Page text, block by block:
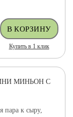
Купить в 1 клик
МИНЬОН С
пара к сыру,